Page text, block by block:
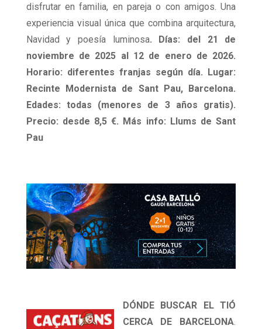
disfrutar en familia, en pareja o con amigos. Una
experiencia visual única que combina arquitectura,
Navidad y poesía luminosa. Días: del 21 de
noviembre de 2025 al 12 de enero de 2026.
Horario: diferentes franjas según día. Lugar:
Recinte Modernista de Sant Pau, Barcelona.
Edades: todas (menores de 3 años gratis).
Precio: desde 8,5 €. Más info: Llums de Sant
Pau
DÓNDE BUSCAR EL TIÓ
CERCA DE BARCELONA